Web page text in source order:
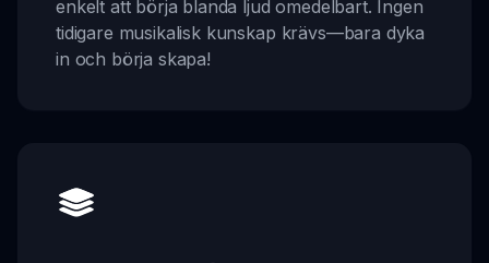
enkelt att börja blanda ljud omedelbart. Ingen
tidigare musikalisk kunskap krävs—bara dyka
in och börja skapa!